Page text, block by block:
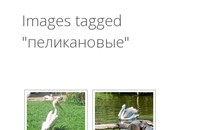
Images tagged
"пеликановые"